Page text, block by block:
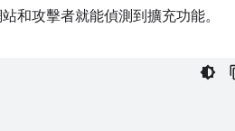
和攻擊者就能偵測到擴充功能。